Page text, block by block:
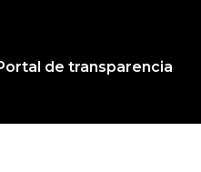
de transparencia